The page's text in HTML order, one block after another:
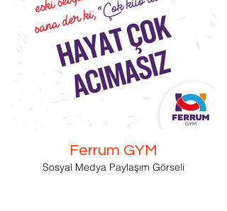
Ferrum GYM
Sosyal Medya Paylaşım Görseli